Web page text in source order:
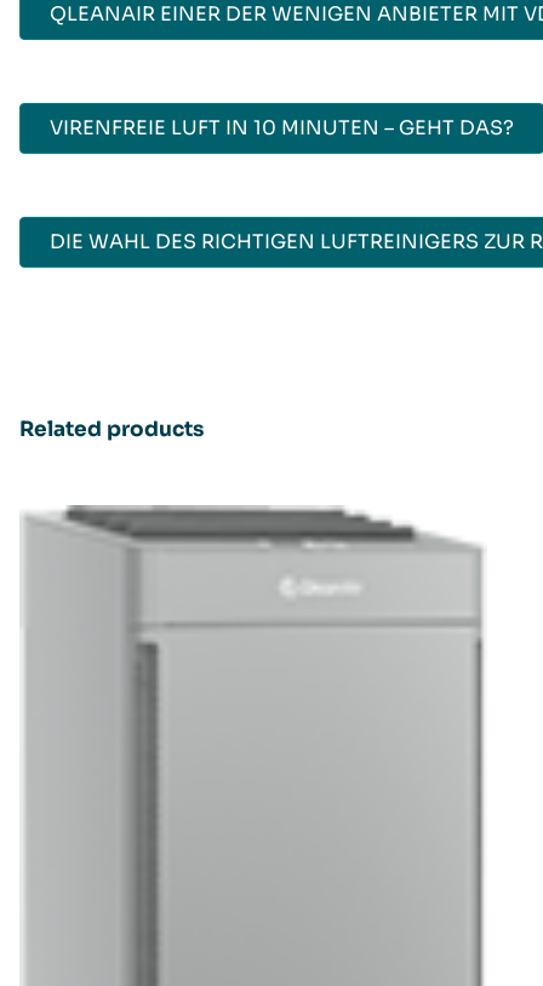
QLEANAIR EINER DER WENIGEN ANBIETER MIT
VIRENFREIE LUFT IN 10 MINUTEN – GEHT DAS?
DIE WAHL DES RICHTIGEN LUFTREINIGERS
Related products